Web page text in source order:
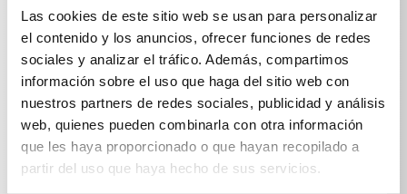
Las cookies de este sitio web se usan para personalizar
el contenido y los anuncios, ofrecer funciones de redes
sociales y analizar el tráfico. Además, compartimos
información sobre el uso que haga del sitio web con
nuestros partners de redes sociales, publicidad y análisis
web, quienes pueden combinarla con otra información
que les haya proporcionado o que hayan recopilado a
partir del uso que haya hecho de sus servicios.
Especificaciones técnicas